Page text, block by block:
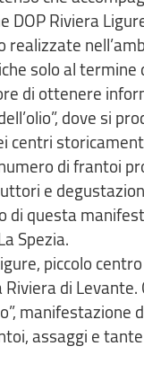
DOP Riviera
solo al
di ottenere
dove si
centri
di frantoi
e
di questa
Spezia.
piccolo
di
assaggi e